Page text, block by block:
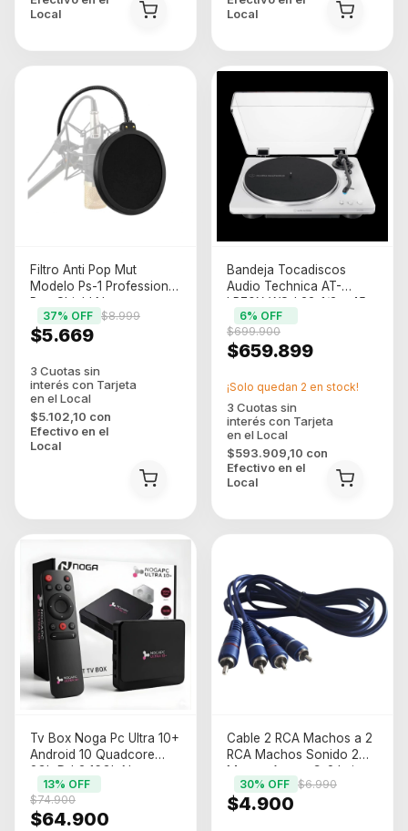
Local
Local
Filtro Anti Pop Mut
Modelo Ps-1 Professional
Pop Shield Negro
$5.669
$8.999
37% OFF
$5.102,10 con
Efectivo en el
Local
Bandeja Tocadiscos
Audio Technica AT-
LP70X-WS-I 33-1/3 y 45
RPM
$659.899
$699.900
6% OFF
$593.909,10 con
Efectivo en el
Local
¡Solo quedan 2 en stock!
Tv Box Noga Pc Ultra 10+
Android 10 Quadcore
2Gb Ddr3 16Gb Negro
Estandar
$64.900
$74.900
13% OFF
Cable 2 RCA Machos a 2
RCA Machos Sonido 2
Metros Arwen C-2 Lujo
2M
$4.900
$6.990
30% OFF